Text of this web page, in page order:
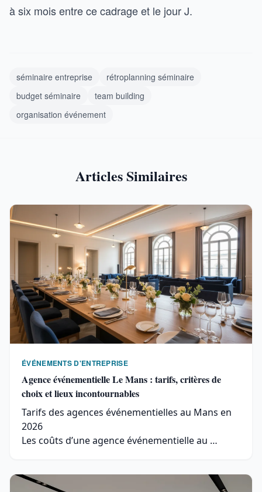
à six mois entre ce cadrage et le jour J.
séminaire entreprise
rétroplanning séminaire
budget séminaire
team building
organisation événement
Articles Similaires
ÉVÉNEMENTS D'ENTREPRISE
Agence événementielle Le Mans : tarifs, critères de
choix et lieux incontournables
Tarifs des agences événementielles au Mans en
2026
Les coûts d’une agence événementielle au …